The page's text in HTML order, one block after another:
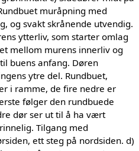
muråpning med
og svakt skrånende utvendig.
ytterliv, som starter omlag
mellom murens innerliv og
buens anfang. Døren
ytre del. Rundbuet,
i ramme, de fire nedre er
følger den rundbuede
dør ser ut til å ha vært
Tilgang med
ett steg på nordsiden. d)